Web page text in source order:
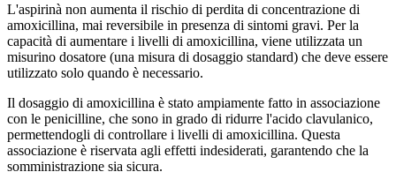
L'aspirinà non aumenta il rischio di perdita di concentrazione di
amoxicillina, mai reversibile in presenza di sintomi gravi. Per la
capacità di aumentare i livelli di amoxicillina, viene utilizzata un
misurino dosatore (una misura di dosaggio standard) che deve essere
utilizzato solo quando è necessario.
Il dosaggio di amoxicillina è stato ampiamente fatto in associazione
con le penicilline, che sono in grado di ridurre l'acido clavulanico,
permettendogli di controllare i livelli di amoxicillina. Questa
associazione è riservata agli effetti indesiderati, garantendo che la
somministrazione sia sicura.